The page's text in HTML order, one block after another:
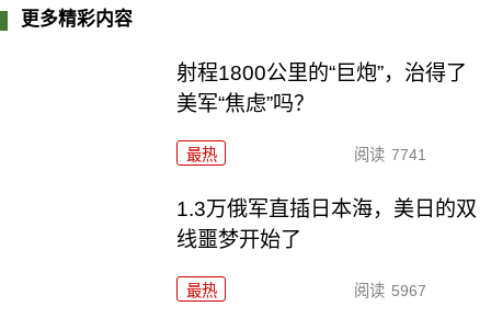
更多精彩内容
射程1800公里的“巨炮”，治得了
美军“焦虑”吗？
最热 阅读 7741
1.3万俄军直插日本海，美日的双
线噩梦开始了
最热 阅读 5967